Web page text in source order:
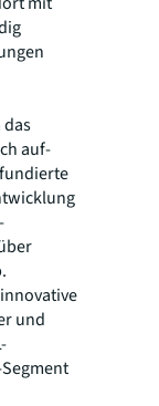
auf-
und